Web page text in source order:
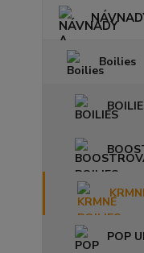
Boilies
POP